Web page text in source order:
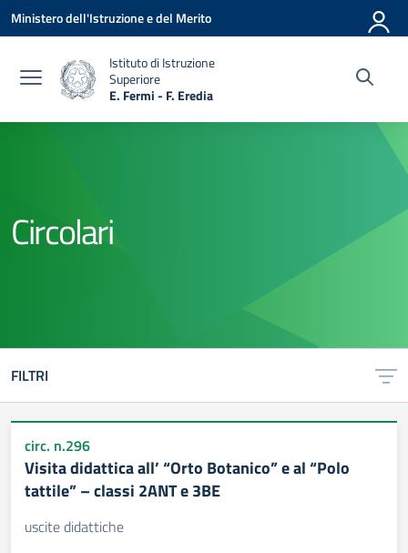
Vai ai contenuti
Vai al menu di navigazione
Vai al footer
Ministero dell'Istruzione e del Merito
Istituto di Istruzione
Superiore
E. Fermi - F. Eredia
Circolari
FILTRI
circ. n.296
Visita didattica all’ “Orto Botanico” e al “Polo
tattile” – classi 2ANT e 3BE
uscite didattiche